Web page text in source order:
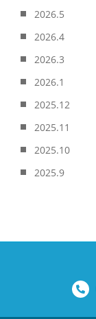
2026.5
2026.4
2026.3
2026.1
2025.12
2025.11
2025.10
2025.9